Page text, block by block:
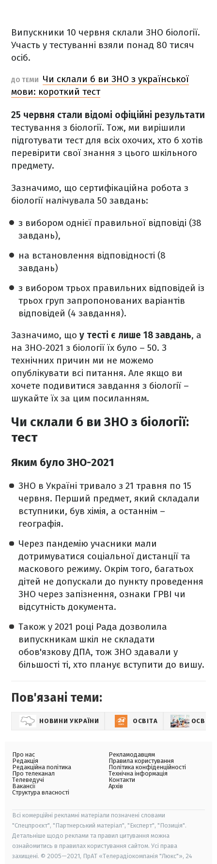
Випускники 10 червня склали ЗНО біології.
Участь у тестуванні взяли понад 80 тисяч
осіб.
ДО ТЕМИ
Чи склали б ви ЗНО з української
мови: короткий тест
25 червня стали відомі офіційні результати
тестування з біології. Тож, ми вирішили
підготувати тест для всіх охочих, хто б хотів
перевірити свої знання з цього шкільного
предмету.
Зазначимо, що сертифікаційна робота з
біології налічувала 50 завдань:
з вибором однієї правильної відповіді (38
завдань),
на встановлення відповідності (8
завдань)
з вибором трьох правильних відповідей із
трьох груп запропонованих варіантів
відповідей (4 завдання).
Зазначимо, що у тесті є лише 18 завдань, а
на ЗНО-2021 з біології їх було – 50. З
технічних причин ми не можемо
опублікувати всі питання. Але якщо ви
хочете подивитися завдання з біології –
шукайте їх за цим посиланням.
Чи склали б ви ЗНО з біології:
тест
Яким було ЗНО-2021
ЗНО в Україні тривало з 21 травня по 15
червня. Перший предмет, який складали
вступники, був хімія, а останнім –
географія.
Через пандемію учасники мали
дотримуватися соціальної дистанції та
маскового режиму. Окрім того, багатьох
дітей не допускали до пункту проведення
ЗНО через запізнення, ознаки ГРВІ чи
відсутність документа.
Також у 2021 році Рада дозволила
випускникам шкіл не складати
обов'язкову ДПА, тож ЗНО здавали у
більшості ті, хто планує вступити до вишу.
Пов'язані теми:
НОВИНИ УКРАЇНИ ОСВІТА
Про нас
Редакція
Редакційна політика
Про телеканал
Телеведучі
Вакансії
Структура власності
Рекламодавцям
Правила користування
Політика конфіденційності
Технічна інформація
Контакти
Архів
Всі комерційні рекламні матеріали позначені словами
"Спецпроєкт", "Партнерський матеріал", "Експерт", "Позиція".
Детальніше щодо реклами та правил цитування можна
ознайомитись в правилах користування сайтом. Усі права
захищені. © 2005—2021, ПрАТ «Телерадіокомпанія "Люкс"», 24